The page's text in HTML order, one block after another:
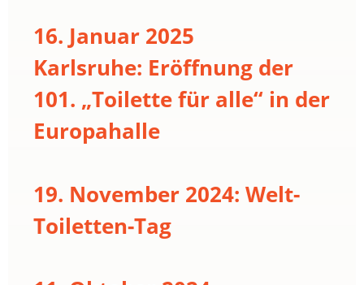
16. Januar 2025
Karlsruhe: Eröffnung der
101. „Toilette für alle“ in der
Europahalle
19. November 2024: Welt-
Toiletten-Tag